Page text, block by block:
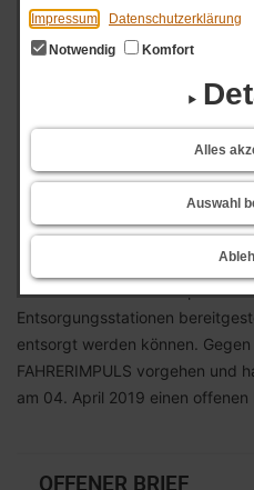
Impressum
Datenschutzerklärung
Notwendig
Komfort
Alles
Auswahl
an alle Follower auf
vorherrschenden Müll-Situation
zukommen zu lassen. Vielleicht
⠀⠀⠀⠀⠀⠀⠀⠀⠀
Mit der Unterstützung der
dieser Aktion auf Facebook auf
Autobahnrastplätzen
unseren Rast- und Parkplätzen
Entsorgungsstationen
entsorgt werden können.
FAHRERIMPULS vorgehen und
am 04. April 2019 einen offenen
OFFENER BRIEF